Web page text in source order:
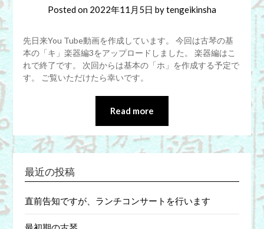
Posted on 2022年11月5日 bytengeikinsha
先日来You Tube動画を作成しています。 今回は古琴の基
本の「キ」楽器編3をアップロードしました。 楽器編はこ
れで終了です。 次回からは基本の「ホ」を作成する予定で
す。 ご覧いただけたら幸いです。
Read more
最近の投稿
直前告知ですが、ランチコンサートを行います